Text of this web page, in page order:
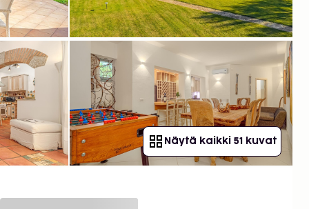
Näytä kaikki 51 kuvat